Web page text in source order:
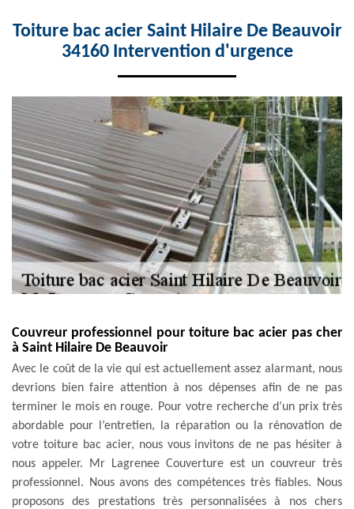
Toiture bac acier Saint Hilaire De Beauvoir
34160 Intervention d'urgence
Couvreur professionnel pour toiture bac acier pas cher
à Saint Hilaire De Beauvoir
Avec le coût de la vie qui est actuellement assez alarmant, nous
devrions bien faire attention à nos dépenses afin de ne pas
terminer le mois en rouge. Pour votre recherche d’un prix très
abordable pour l’entretien, la réparation ou la rénovation de
votre toiture bac acier, nous vous invitons de ne pas hésiter à
nous appeler. Mr Lagrenee Couverture est un couvreur très
professionnel. Nous avons des compétences très fiables. Nous
proposons des prestations très personnalisées à nos chers